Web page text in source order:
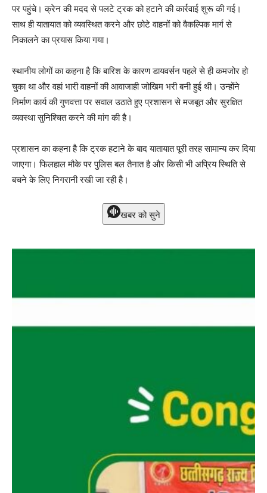
पर पहुंचे। क्रेन की मदद से पलटे ट्रक को हटाने की कार्रवाई शुरू की गई।
साथ ही यातायात को व्यवस्थित करने और छोटे वाहनों को वैकल्पिक मार्ग से
निकालने का प्रयास किया गया।
स्थानीय लोगों का कहना है कि बारिश के कारण डायवर्सन पहले से ही कमजोर हो
चुका था और वहां भारी वाहनों की आवाजाही जोखिम भरी बनी हुई थी। उन्होंने
निर्माण कार्य की गुणवत्ता पर सवाल उठाते हुए प्रशासन से मजबूत और सुरक्षित
व्यवस्था सुनिश्चित करने की मांग की है।
प्रशासन का कहना है कि ट्रक हटाने के बाद यातायात पूरी तरह सामान्य कर दिया
जाएगा। फिलहाल मौके पर पुलिस बल तैनात है और किसी भी अप्रिय स्थिति से
बचने के लिए निगरानी रखी जा रही है।
खबर को सुने